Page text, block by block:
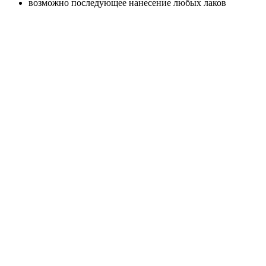
возможно последующее нанесение любых лаков